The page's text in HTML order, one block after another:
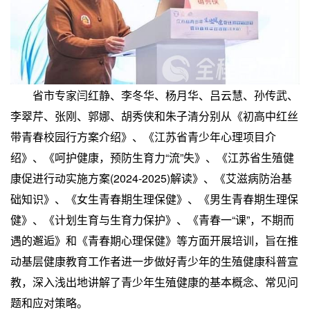
省市专家闫红静、李冬华、杨月华、吕云慧、孙传武、
李翠芹、张刚、郭娜、胡秀侠和朱子清分别从《初高中红丝
带青春校园行方案介绍》、《江苏省青少年心理项目介
绍》、《呵护健康，预防生育力“流”失》、《江苏省生殖健
康促进行动实施方案(2024-2025)解读》、《艾滋病防治基
础知识》、《女生青春期生理保健》、《男生青春期生理保
健》、《计划生育与生育力保护》、《青春一“课”，不期而
遇的邂逅》和《青春期心理保健》等方面开展培训，旨在推
动基层健康教育工作者进一步做好青少年的生殖健康科普宣
教，深入浅出地讲解了青少年生殖健康的基本概念、常见问
题和应对策略。